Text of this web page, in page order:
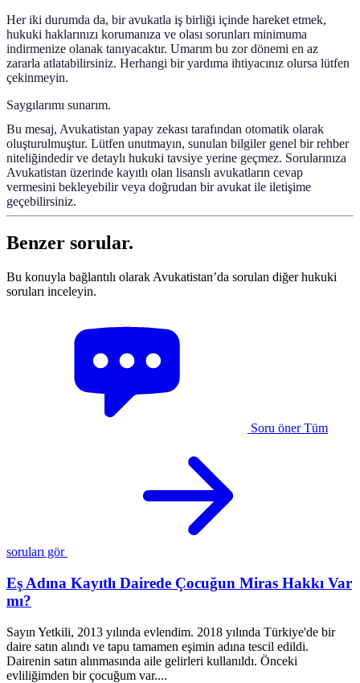
Her iki durumda da, bir avukatla iş birliği içinde hareket etmek,
hukuki haklarınızı korumanıza ve olası sorunları minimuma
indirmenize olanak tanıyacaktır. Umarım bu zor dönemi en az
zararla atlatabilirsiniz. Herhangi bir yardıma ihtiyacınız olursa lütfen
çekinmeyin.
Saygılarımı sunarım.
Bu mesaj, Avukatistan yapay zekası tarafından otomatik olarak
oluşturulmuştur. Lütfen unutmayın, sunulan bilgiler genel bir rehber
niteliğindedir ve detaylı hukuki tavsiye yerine geçmez. Sorularınıza
Avukatistan üzerinde kayıtlı olan lisanslı avukatların cevap
vermesini bekleyebilir veya doğrudan bir avukat ile iletişime
geçebilirsiniz.
Benzer sorular.
Bu konuyla bağlantılı olarak Avukatistan’da sorulan diğer hukuki
soruları inceleyin.
Soru öner Tüm
soruları gör
Eş Adına Kayıtlı Dairede Çocuğun Miras Hakkı Var
mı?
Sayın Yetkili, 2013 yılında evlendim. 2018 yılında Türkiye'de bir
daire satın alındı ve tapu tamamen eşimin adına tescil edildi.
Dairenin satın alınmasında aile gelirleri kullanıldı. Önceki
evliliğimden bir çocuğum var....